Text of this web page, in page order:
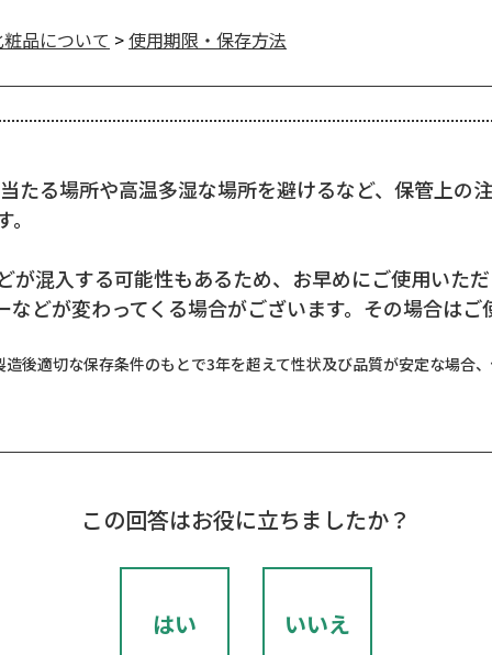
品について >使用期限・保存方法
たる場所や高温多湿な場所を避けるなど、保管上の
が混入する可能性もあるため、お早めにご使用いた
などが変わってくる場合がございます。その場合は
後適切な保存条件のもとで3年を超えて性状及び品質が安定な場合
この回答はお役に立ちましたか？
はい いいえ